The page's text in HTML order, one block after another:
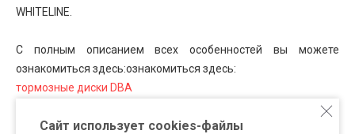
WHITELINE.
С полным описанием всех особенностей вы можете
ознакомиться здесь:ознакомиться здесь:
тормозные диски DBA
тормозные колодки HAWK Performance
Сайт использует cookies-файлы